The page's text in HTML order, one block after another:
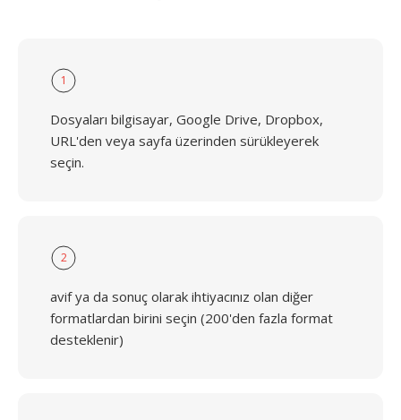
1
Dosyaları bilgisayar, Google Drive, Dropbox,
URL'den veya sayfa üzerinden sürükleyerek
seçin.
2
avif ya da sonuç olarak ihtiyacınız olan diğer
formatlardan birini seçin (200'den fazla format
desteklenir)